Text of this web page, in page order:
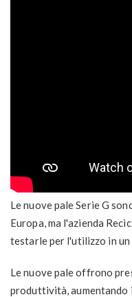
Le nuove pale Serie G
Europa, ma l'azienda
testarle per l'utilizzo in
Le nuove pale offrono
produttività, aumentando